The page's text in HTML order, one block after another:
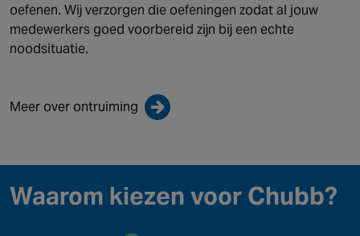
oefenen. Wij verzorgen die oefeningen zodat al jouw
medewerkers goed voorbereid zijn bij een echte
noodsituatie.
Meer over ontruiming
Waarom kiezen voor Chubb?